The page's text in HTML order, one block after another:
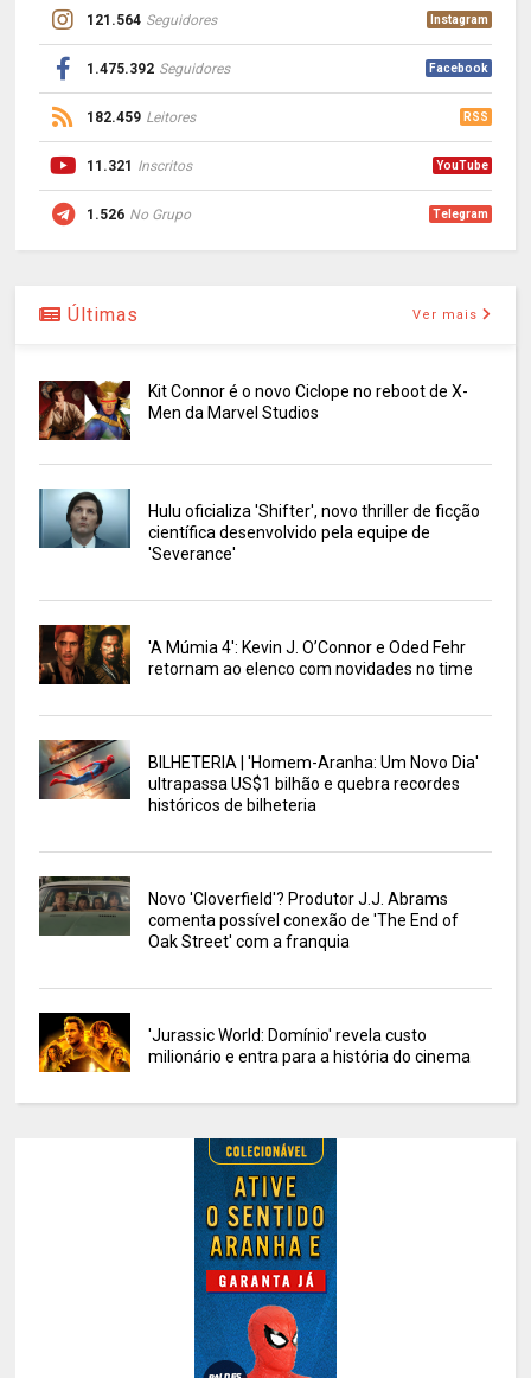
121.564 Seguidores Instagram
1.475.392 Seguidores Facebook
182.459 Leitores RSS
11.321 Inscritos YouTube
1.526 No Grupo Telegram
Últimas Ver mais
Kit Connor é o novo Ciclope no reboot de X-
Men da Marvel Studios
Hulu oficializa 'Shifter', novo thriller de ficção
científica desenvolvido pela equipe de
'Severance'
'A Múmia 4': Kevin J. O’Connor e Oded Fehr
retornam ao elenco com novidades no time
BILHETERIA | 'Homem-Aranha: Um Novo Dia'
ultrapassa US$1 bilhão e quebra recordes
históricos de bilheteria
Novo 'Cloverfield'? Produtor J.J. Abrams
comenta possível conexão de 'The End of
Oak Street' com a franquia
'Jurassic World: Domínio' revela custo
milionário e entra para a história do cinema